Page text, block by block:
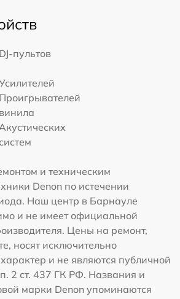
DJ-пультов
Проигрывателей
винила
систем
и техническим
Denon по истечении
Наш центр в Барнауле
и не имеет официальной
Цены на ремонт,
носят исключительно
и не являются публичной
2 ст. 437 ГК РФ. Названия и
марки Denon упоминаются